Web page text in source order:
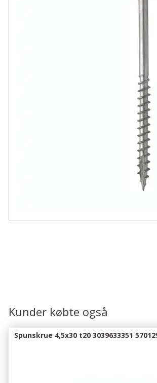
Kunder købte også
Spunskrue 4,5x30 t20 3039633351